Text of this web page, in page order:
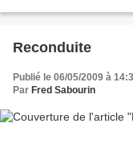
Reconduite
Publié le 06/05/2009 à
Par Fred Sabourin